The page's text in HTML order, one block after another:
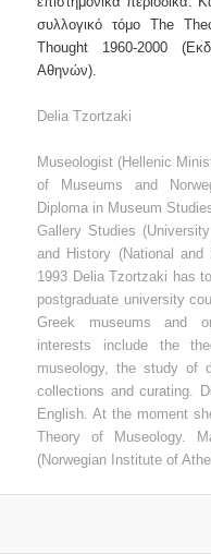
συλλογικό τόμοThe
Thought 1960-2000
Αθηνών).
Delia Tzortzaki
Museologist (Hellenic
of Museums and
Diploma in Museum
Gallery Studies
and History (National and
1993 Delia Tzortzaki has
postgraduate university
Greek museums and
interests include the
museology, the study of
collections and curating.
English. At the moment
Theory of Museology.
(Norwegian Institute of